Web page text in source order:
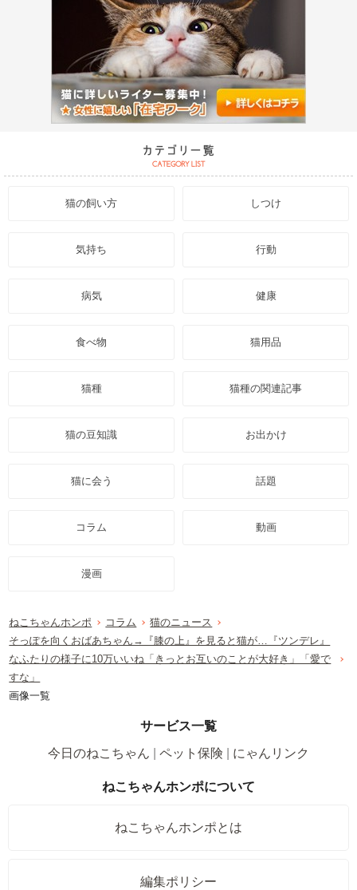
猫の飼い方 しつけ
気持ち 行動
病気 健康
食べ物 猫用品
猫種 猫種の関連記事
猫の豆知識 お出かけ
猫に会う 話題
コラム 動画
漫画
ねこちゃんホンポ コラム
猫のニュース
そっぽを向くおばあちゃん→『膝の上』を見ると猫が…『ツンデレ』
なふたりの様子に10万いいね「きっとお互いのことが大好き」「愛で
すな」
画像一覧
サービス一覧
今日のねこちゃん
ペット保険 にゃんリンク
ねこちゃんホンポについて
ねこちゃんホンポとは
編集ポリシー